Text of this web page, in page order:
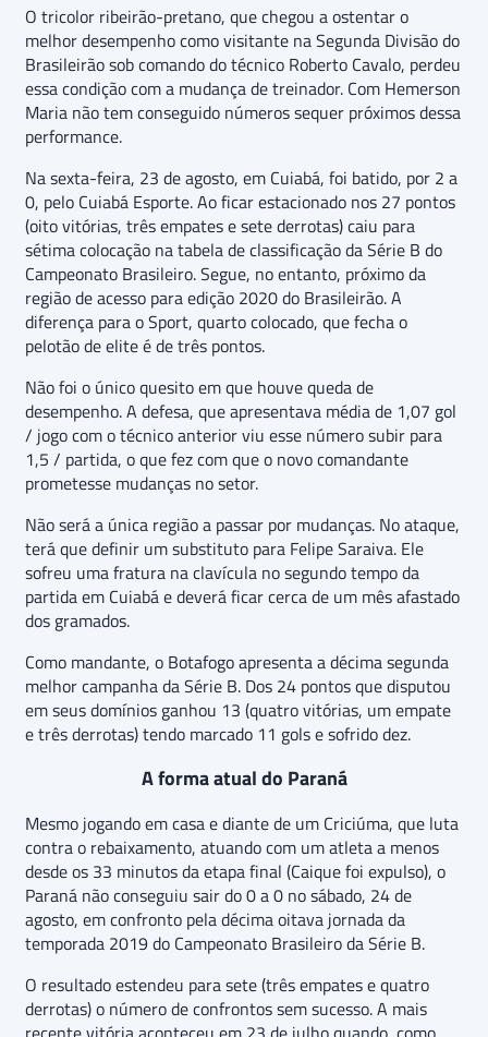
O tricolor ribeirão-pretano, que chegou a ostentar o
melhor desempenho como visitante na Segunda Divisão do
Brasileirão sob comando do técnico Roberto Cavalo, perdeu
essa condição com a mudança de treinador. Com Hemerson
Maria não tem conseguido números sequer próximos dessa
performance.
Na sexta-feira, 23 de agosto, em Cuiabá, foi batido, por 2 a
0, pelo Cuiabá Esporte. Ao ficar estacionado nos 27 pontos
(oito vitórias, três empates e sete derrotas) caiu para
sétima colocação na tabela de classificação da Série B do
Campeonato Brasileiro. Segue, no entanto, próximo da
região de acesso para edição 2020 do Brasileirão. A
diferença para o Sport, quarto colocado, que fecha o
pelotão de elite é de três pontos.
Não foi o único quesito em que houve queda de
desempenho. A defesa, que apresentava média de 1,07 gol
/ jogo com o técnico anterior viu esse número subir para
1,5 / partida, o que fez com que o novo comandante
prometesse mudanças no setor.
Não será a única região a passar por mudanças. No ataque,
terá que definir um substituto para Felipe Saraiva. Ele
sofreu uma fratura na clavícula no segundo tempo da
partida em Cuiabá e deverá ficar cerca de um mês afastado
dos gramados.
Como mandante, o Botafogo apresenta a décima segunda
melhor campanha da Série B. Dos 24 pontos que disputou
em seus domínios ganhou 13 (quatro vitórias, um empate
e três derrotas) tendo marcado 11 gols e sofrido dez.
A forma atual do Paraná
Mesmo jogando em casa e diante de um Criciúma, que luta
contra o rebaixamento, atuando com um atleta a menos
desde os 33 minutos da etapa final (Caique foi expulso), o
Paraná não conseguiu sair do 0 a 0 no sábado, 24 de
agosto, em confronto pela décima oitava jornada da
temporada 2019 do Campeonato Brasileiro da Série B.
O resultado estendeu para sete (três empates e quatro
derrotas) o número de confrontos sem sucesso. A mais